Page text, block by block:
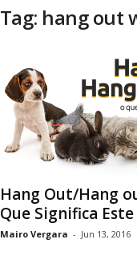
Tag: hang out
Hang Out/Hang
Que Significa
Mairo Vergara - Jun 13, 2016